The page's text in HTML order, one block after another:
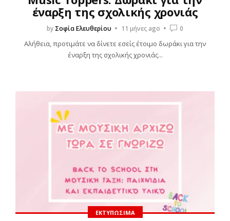
έναρξη της σχολικής χρονιάς
by Σοφία Ελευθερίου 11 μήνες ago 0
Αλήθεια, προτιμάτε να δίνετε εσείς έτοιμο δωράκι για την
έναρξη της σχολικής χρονιάς...
ΕΚΤΥΠΏΣΙΜΑ